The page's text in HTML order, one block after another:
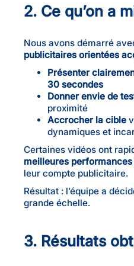
2. Ce qu’on a
Nous avons démarré
publicitaires orientées
Présenter
30 secondes
Donner envie de
proximité
Accrocher la cible
dynamiques et
Certaines vidéos ont
meilleures
leur compte publicitaire.
Résultat : l’équipe a
grande échelle.
3. Résultats